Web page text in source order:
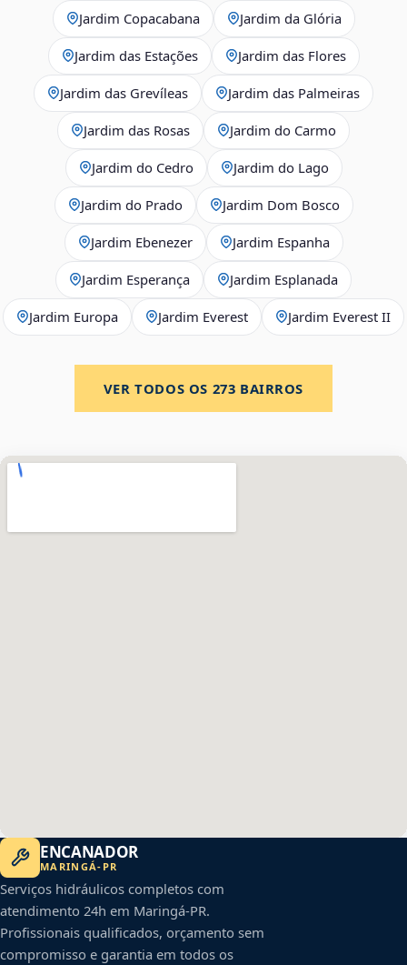
Jardim Copacabana Jardim da Glória
Jardim das Estações Jardim das Flores
Jardim das Grevíleas Jardim das Palmeiras
Jardim das Rosas Jardim do Carmo
Jardim do Cedro Jardim do Lago
Jardim do Prado Jardim Dom Bosco
Jardim Ebenezer Jardim Espanha
Jardim Esperança Jardim Esplanada
Jardim Europa Jardim Everest Jardim Everest II
VER TODOS OS 273 BAIRROS
ENCANADOR
MARINGÁ- PR
Serviços hidráulicos completos com
atendimento 24h em Maringá-PR.
Profissionais qualificados, orçamento sem
compromisso e garantia em todos os